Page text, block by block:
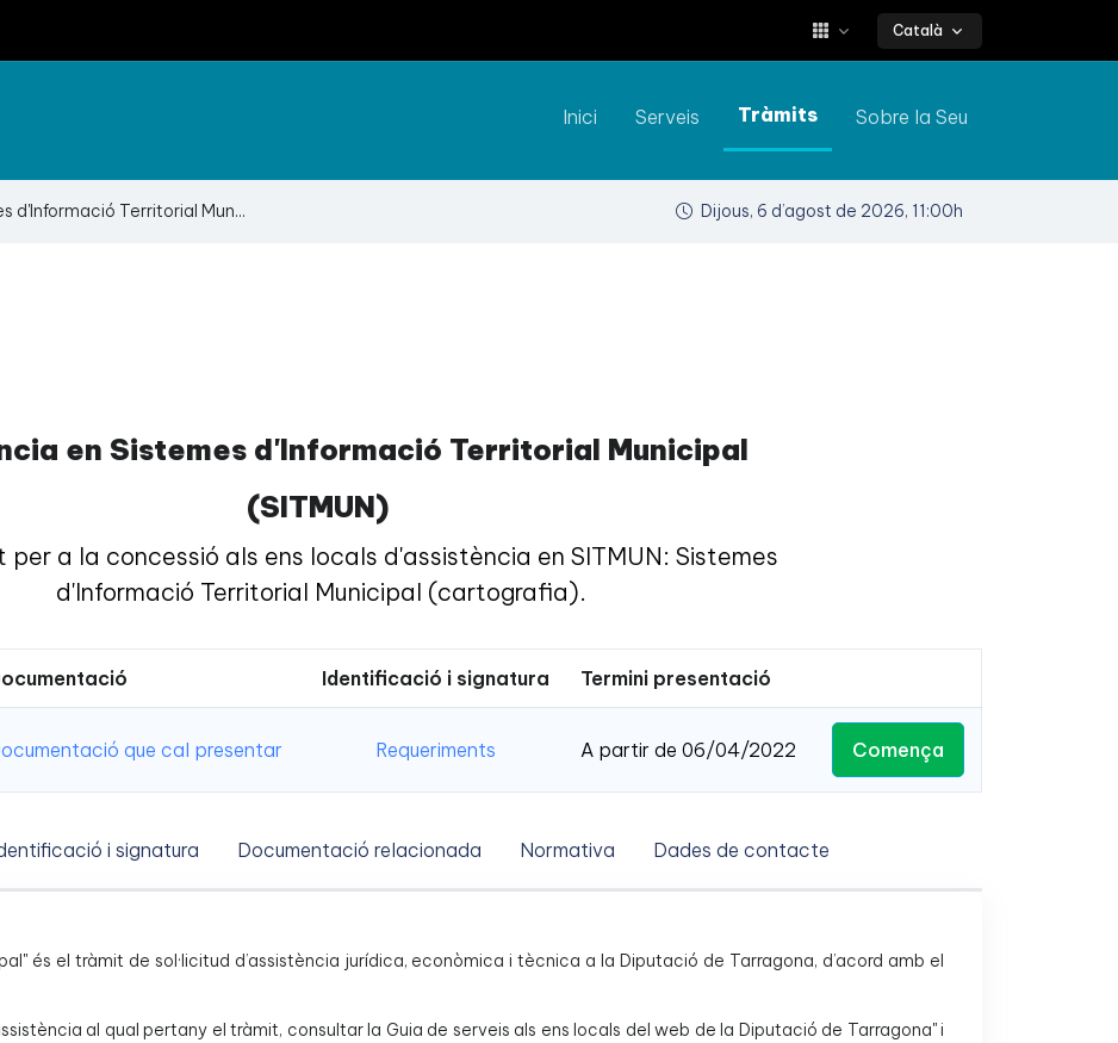
Català
Inici Serveis Tràmits Sobre la Seu
d'Informació Territorial Mun... Dijous, 6 d’agost de 2026, 11:00h
en Sistemes d'Informació Territorial Municipal
(SITMUN)
per a la concessió als ens locals d'assistència en SITMUN: Sistemes
d'Informació Territorial Municipal (cartografia).
Identificació i signatura Termini presentació
que cal presentar Requeriments A partir de 06/04/2022 Comença
i signatura Documentació relacionada Normativa Dades de contacte
és el tràmit de sol·licitud d’assistència jurídica, econòmica i tècnica a la Diputació de Tarragona, d’acord amb el
al qual pertany el tràmit, consultar la Guia de serveis als ens locals del web de la Diputació de Tarragona" i